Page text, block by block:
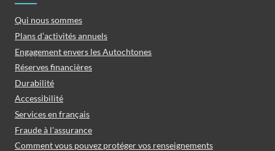
Qui nous sommes
Plans d’activités annuels
Engagement envers les Autochtones
Réserves financières
Durabilité
Accessibilité
Services en français
Fraude à l’assurance
Comment vous pouvez protéger vos renseignements